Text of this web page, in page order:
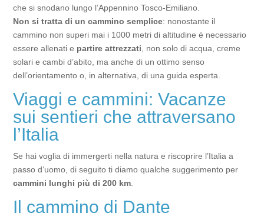
che si snodano lungo l’Appennino Tosco-Emiliano.
Non si tratta di un cammino semplice: nonostante il
cammino non superi mai i 1000 metri di altitudine è necessario
essere allenati e partire attrezzati , non solo di acqua, creme
solari e cambi d’abito, ma anche di un ottimo senso
dell’orientamento o, in alternativa, di una guida esperta.
Viaggi e cammini: Vacanze
sui sentieri che attraversano
l’Italia
Se hai voglia di immergerti nella natura e riscoprire l’Italia a
passo d’uomo, di seguito ti diamo qualche suggerimento per
cammini lunghi più di 200 km
Il cammino di Dante